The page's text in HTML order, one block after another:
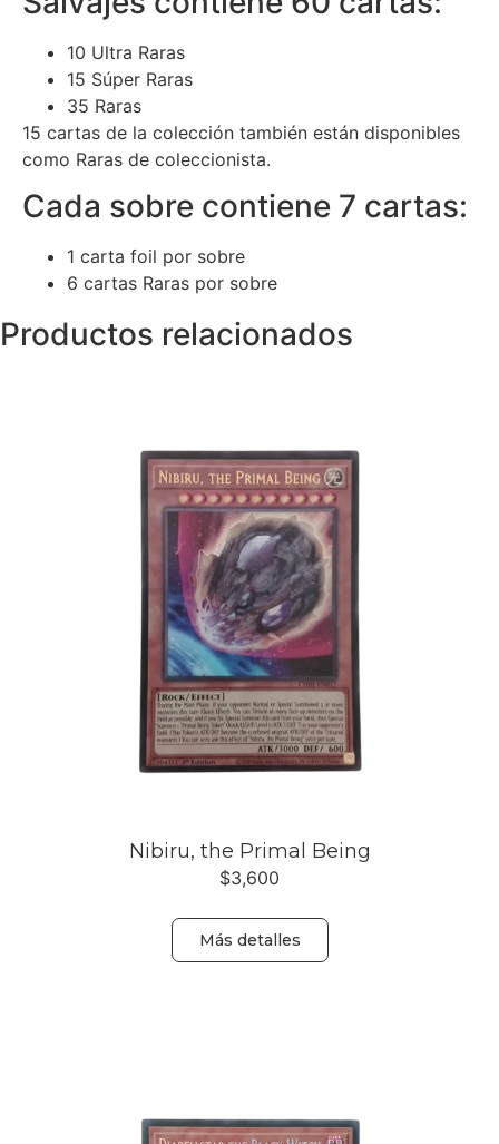
10 Ultra Raras
15 Súper Raras
35 Raras
15 cartas de la colección también están disponibles
como Raras de coleccionista.
Cada sobre contiene 7 cartas:
1 carta foil por sobre
6 cartas Raras por sobre
Productos relacionados
Nibiru, the Primal Being
$3,600
Más detalles